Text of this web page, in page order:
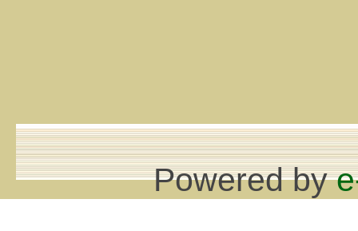
Powered by